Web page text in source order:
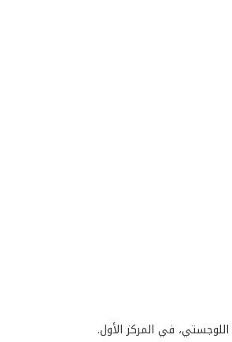
في المركز الأول.